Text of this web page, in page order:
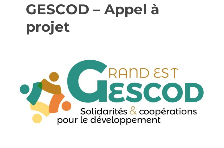
GESCOD – Appel à
projet